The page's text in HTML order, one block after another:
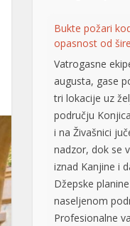
Vatrogasne
augusta, gase
tri lokacije uz
području
i na Živašnici
nadzor, dok se
iznad Kanjine i
Džepske
naseljenom
Profesionalne
”Rusija i SAD